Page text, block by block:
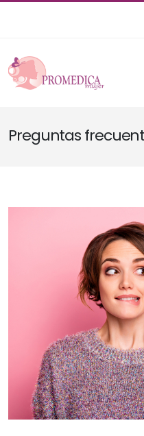
Preguntas